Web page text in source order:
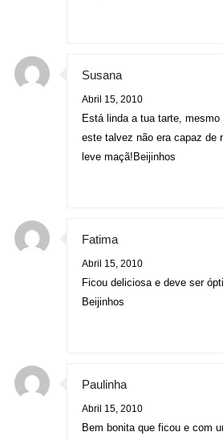
Susana
Abril 15, 2010
Está linda a tua tarte,
este talvez não era capaz de
leve maçã!Beijinhos
Fatima
Abril 15, 2010
Ficou deliciosa e deve ser
Beijinhos
Paulinha
Abril 15, 2010
Bem bonita que ficou e com